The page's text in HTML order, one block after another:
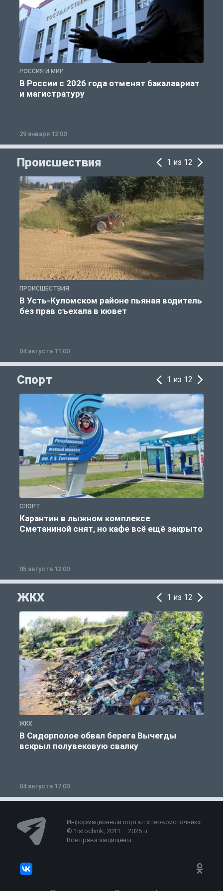
РОССИЯ И МИР
В России с 2026 года отменят бакалавриат
и магистратуру
29 января 12:00
Происшествия 1 из 12
ПРОИСШЕСТВИЯ
В Усть-Куломском районе пьяная водитель
без прав съехала в кювет
04 августа 11:00
Спорт 1 из 12
СПОРТ
Карантин в лыжном комплексе
Сметаниной снят, но кафе всё ещё закрыто
05 августа 12:00
ЖКХ 1 из 12
ЖКХ
В Сидорполое обвал берега Вычегды
вскрыл полувековую свалку
04 августа 17:00
Информационный портал «Первоисточник»
© 1istochnik, 2011 – 2026 гг.
Все права защищены